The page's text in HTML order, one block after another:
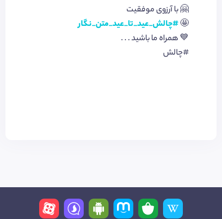
🤗 با آرزوی موفقیت
🤩#چالش_عید_تا_عید_متن_نگار
💙 همراه ما باشید . . .
#چالش